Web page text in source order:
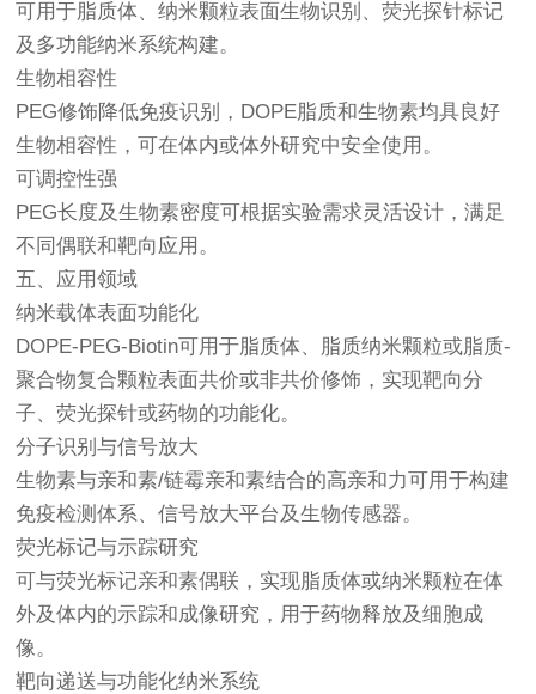
可用于脂质体、纳米颗粒表面生物识别、荧光探针标记
及多功能纳米系统构建。
生物相容性
PEG修饰降低免疫识别，DOPE脂质和生物素均具良好
生物相容性，可在体内或体外研究中安全使用。
可调控性强
PEG长度及生物素密度可根据实验需求灵活设计，满足
不同偶联和靶向应用。
五、应用领域
纳米载体表面功能化
DOPE-PEG-Biotin可用于脂质体、脂质纳米颗粒或脂质-
聚合物复合颗粒表面共价或非共价修饰，实现靶向分
子、荧光探针或药物的功能化。
分子识别与信号放大
生物素与亲和素/链霉亲和素结合的高亲和力可用于构建
免疫检测体系、信号放大平台及生物传感器。
荧光标记与示踪研究
可与荧光标记亲和素偶联，实现脂质体或纳米颗粒在体
外及体内的示踪和成像研究，用于药物释放及细胞成
像。
靶向递送与功能化纳米系统